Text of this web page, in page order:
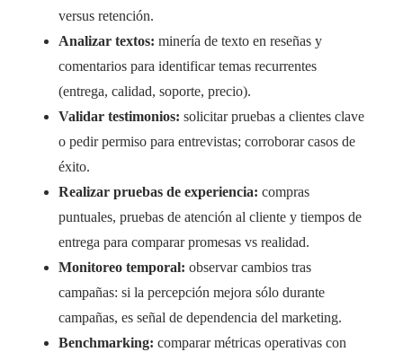
versus retención.
Analizar textos: minería de texto en reseñas y
comentarios para identificar temas recurrentes
(entrega, calidad, soporte, precio).
Validar testimonios: solicitar pruebas a clientes clave
o pedir permiso para entrevistas; corroborar casos de
éxito.
Realizar pruebas de experiencia: compras
puntuales, pruebas de atención al cliente y tiempos de
entrega para comparar promesas vs realidad.
Monitoreo temporal: observar cambios tras
campañas: si la percepción mejora sólo durante
campañas, es señal de dependencia del marketing.
Benchmarking: comparar métricas operativas con